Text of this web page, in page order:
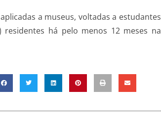
a museus, voltadas a estudantes
há pelo menos 12 meses na